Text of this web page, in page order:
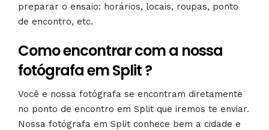
preparar o ensaio: horários, locais, roupas, ponto
de encontro, etc.
Como encontrar com a nossa
fotógrafa em Split ?
Você e nossa fotógrafa se encontram diretamente
no ponto de encontro em Split que iremos te enviar.
Nossa fotógrafa em Split conhece bem a cidade e